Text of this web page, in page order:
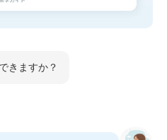
きますか？